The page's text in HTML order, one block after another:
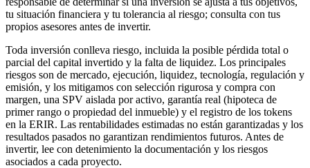
tu situación financiera y tu tolerancia al riesgo; consulta con tus
propios asesores antes de invertir.
Toda inversión conlleva riesgo, incluida la posible pérdida total o
parcial del capital invertido y la falta de liquidez. Los principales
riesgos son de mercado, ejecución, liquidez, tecnología, regulación y
emisión, y los mitigamos con selección rigurosa y compra con
margen, una SPV aislada por activo, garantía real (hipoteca de
primer rango o propiedad del inmueble) y el registro de los tokens
en la ERIR. Las rentabilidades estimadas no están garantizadas y los
resultados pasados no garantizan rendimientos futuros. Antes de
invertir, lee con detenimiento la documentación y los riesgos
asociados a cada proyecto.